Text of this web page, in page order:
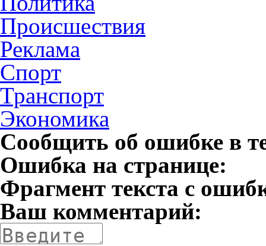
Происшествия
Реклама
Спорт
Транспорт
Экономика
Сообщить об ошибке в
Ошибка на странице:
Фрагмент текста с
Ваш комментарий: